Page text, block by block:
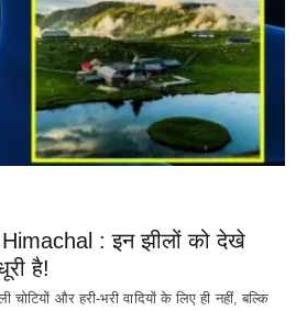
: इन झीलों को देखे
है!
चोटियों और हरी-भरी वादियों के लिए ही नहीं, बल्कि